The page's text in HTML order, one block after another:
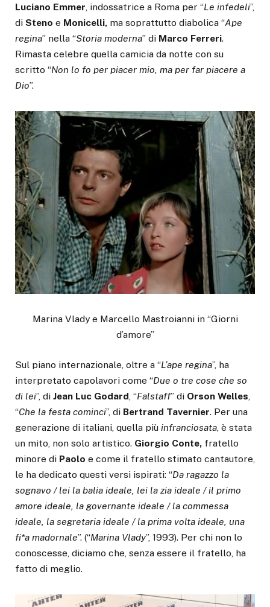
Luciano Emmer, indossatrice a Roma per “Le infedeli”,
di Steno e Monicelli, ma soprattutto diabolica “Ape
regina” nella “Storia moderna” di Marco Ferreri.
Rimasta celebre quella camicia da notte con su
scritto “Non lo fo per piacer mio, ma per far piacere a
Dio”.
Marina Vlady e Marcello Mastroianni in “Giorni
d’amore”
Sul piano internazionale, oltre a “L’ape regina”, ha
interpretato capolavori come “Due o tre cose che so
di lei”, di Jean Luc Godard, “Falstaff” di Orson Welles,
“Che la festa cominci”, di Bertrand Tavernier. Per una
generazione di italiani, quella più infranciosata, è stata
un mito, non solo artistico. Giorgio Conte, fratello
minore di Paolo e come il fratello stimato cantautore,
le ha dedicato questi versi ispirati: “Da ragazzo la
sognavo / lei la balia ideale, lei la zia ideale / il primo
amore ideale, la governante ideale / la commessa
ideale, la segretaria ideale / la prima volta ideale, una
fi*a madornale”. (“Marina Vlady”, 1993). Per chi non lo
conoscesse, diciamo che, senza essere il fratello, ha
fatto di meglio.